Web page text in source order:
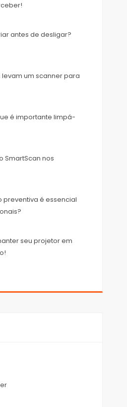
antes de desligar?
um scanner para
é importante limpá-
SmartScan nos
preventiva é essencial
seu projetor em